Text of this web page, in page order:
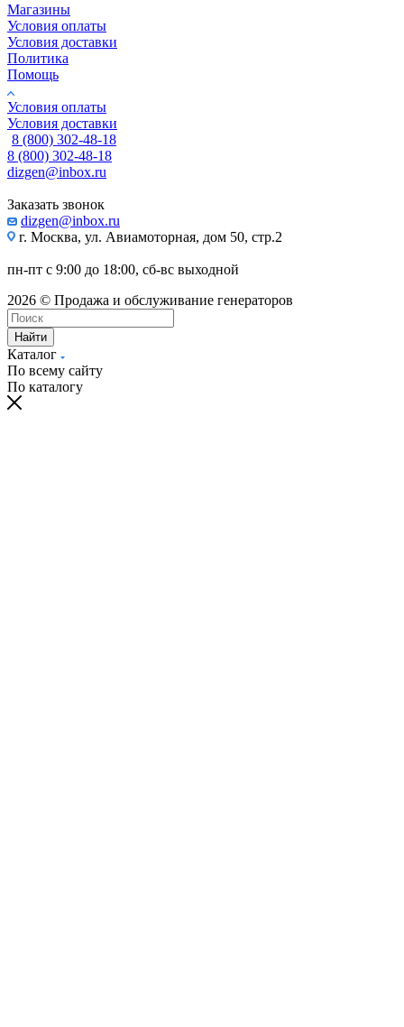
Магазины
Условия оплаты
Условия доставки
Политика
Помощь
Условия оплаты
Условия доставки
8 (800) 302-48-18
8 (800) 302-48-18
dizgen@inbox.ru
Заказать звонок
dizgen@inbox.ru
г. Москва, ул. Авиамоторная, дом 50, стр.2
пн-пт с 9:00 до 18:00, сб-вс выходной
2026 © Продажа и обслуживание генераторов
Найти
Каталог
По всему сайту
По каталогу